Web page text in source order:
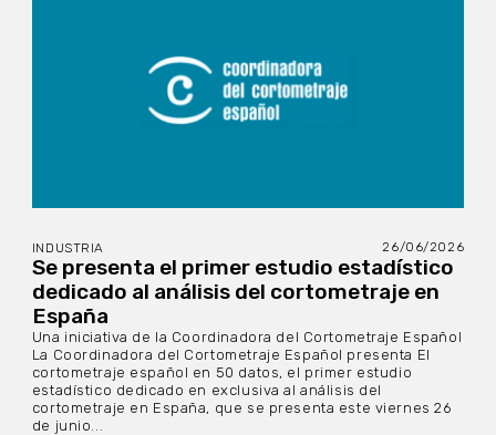
INDUSTRIA 26/06/2026
Se presenta el primer estudio estadístico
dedicado al análisis del cortometraje en
España
Una iniciativa de la Coordinadora del Cortometraje Español
La Coordinadora del Cortometraje Español presenta El
cortometraje español en 50 datos, el primer estudio
estadístico dedicado en exclusiva al análisis del
cortometraje en España, que se presenta este viernes 26
de junio...